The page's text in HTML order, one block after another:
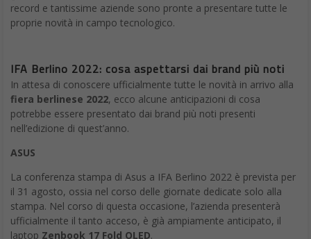
record e tantissime aziende sono pronte a presentare tutte le
proprie novità in campo tecnologico.
IFA Berlino 2022: cosa aspettarsi dai brand più noti
In attesa di conoscere ufficialmente tutte le novità in arrivo alla
fiera berlinese 2022 , ecco alcune anticipazioni di cosa
potrebbe essere presentato dai brand più noti presenti
nell’edizione di quest’anno.
ASUS
La conferenza stampa di Asus a IFA Berlino 2022 è prevista per
il 31 agosto, ossia nel corso delle giornate dedicate solo alla
stampa. Nel corso di questa occasione, l’azienda presenterà
ufficialmente il tanto acceso, è già ampiamente anticipato, il
laptop Zenbook 17 Fold OLED